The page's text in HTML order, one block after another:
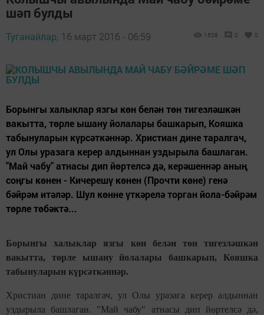
шәп булды
Туганайлар, 16 март 2016 - 06:59 1508 0 0
Борынгы халыклар язгы көн белән төн тигезләшкән
вакытта, төрле ышану йолалары башкарып, Кояшка
табынуларын күрсәткәннәр. Христиан дине таралгач,
ул Олы уразага керер алдыннан уздырыла башлаган.
"Май чабу" атнасы дип йөртелсә дә, керәшеннәр аның
соңгы көнен - Кичерешү көнен (Прочти көне) генә
бәйрәм итәләр. Шул көнне үткәрелә торган йола-бәйрәм
төрле төбәктә...
Борынгы халыклар язгы көн белән төн тигезләшкән
вакытта, төрле ышану йолалары башкарып, Кояшка
табынуларын күрсәткәннәр.
Христиан дине таралгач, ул Олы уразага керер алдыннан
уздырыла башлаган. "Май чабу" атнасы дип йөртелсә дә,